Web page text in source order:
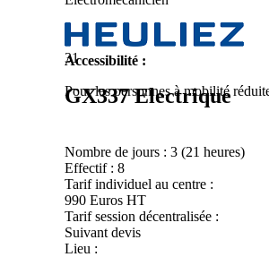
31
GX337 Electrique
Accessibilité :
Pour les personnes à mobilité
Nombre de jours : 3 (21 heures)
Effectif : 8
Tarif individuel au centre :
990 Euros HT
Tarif session décentralisée :
Suivant devis
Lieu :